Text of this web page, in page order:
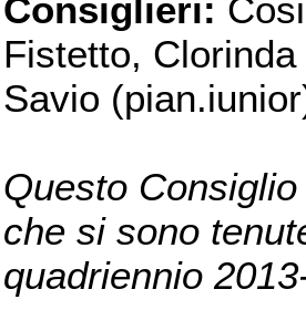
Consiglieri:
Fistetto,
Savio
Questo
che si sono
quadriennio